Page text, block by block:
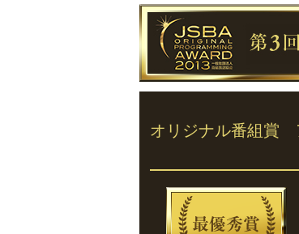
オリジナル番組賞